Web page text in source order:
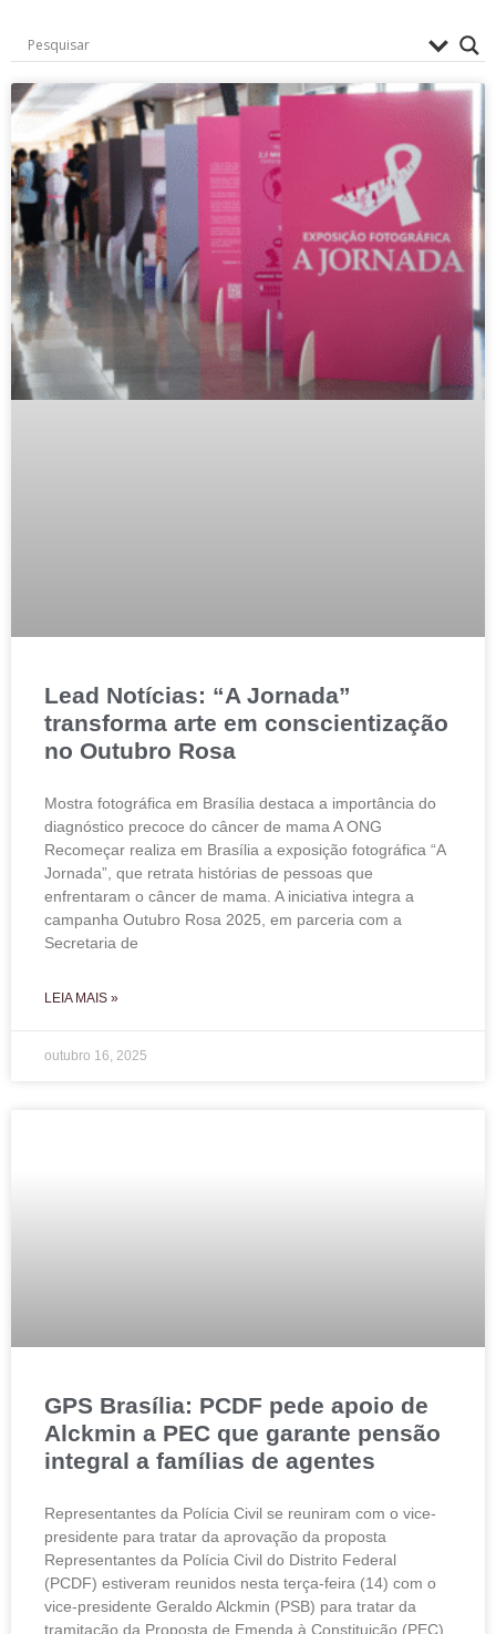
Lead Notícias: “A Jornada”
transforma arte em conscientização
no Outubro Rosa
Mostra fotográfica em Brasília destaca a importância do
diagnóstico precoce do câncer de mama A ONG
Recomeçar realiza em Brasília a exposição fotográfica “A
Jornada”, que retrata histórias de pessoas que
enfrentaram o câncer de mama. A iniciativa integra a
campanha Outubro Rosa 2025, em parceria com a
Secretaria de
LEIA MAIS »
outubro 16, 2025
GPS Brasília: PCDF pede apoio de
Alckmin a PEC que garante pensão
integral a famílias de agentes
Representantes da Polícia Civil se reuniram com o vice-
presidente para tratar da aprovação da proposta
Representantes da Polícia Civil do Distrito Federal
(PCDF) estiveram reunidos nesta terça-feira (14) com o
vice-presidente Geraldo Alckmin (PSB) para tratar da
tramitação da Proposta de Emenda à Constituição (PEC)